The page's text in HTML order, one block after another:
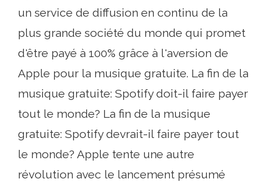
un service de diffusion en continu de la
plus grande société du monde qui promet
d'être payé à 100% grâce à l'aversion de
Apple pour la musique gratuite. La fin de la
musique gratuite: Spotify doit-il faire payer
tout le monde? La fin de la musique
gratuite: Spotify devrait-il faire payer tout
le monde? Apple tente une autre
révolution avec le lancement présumé